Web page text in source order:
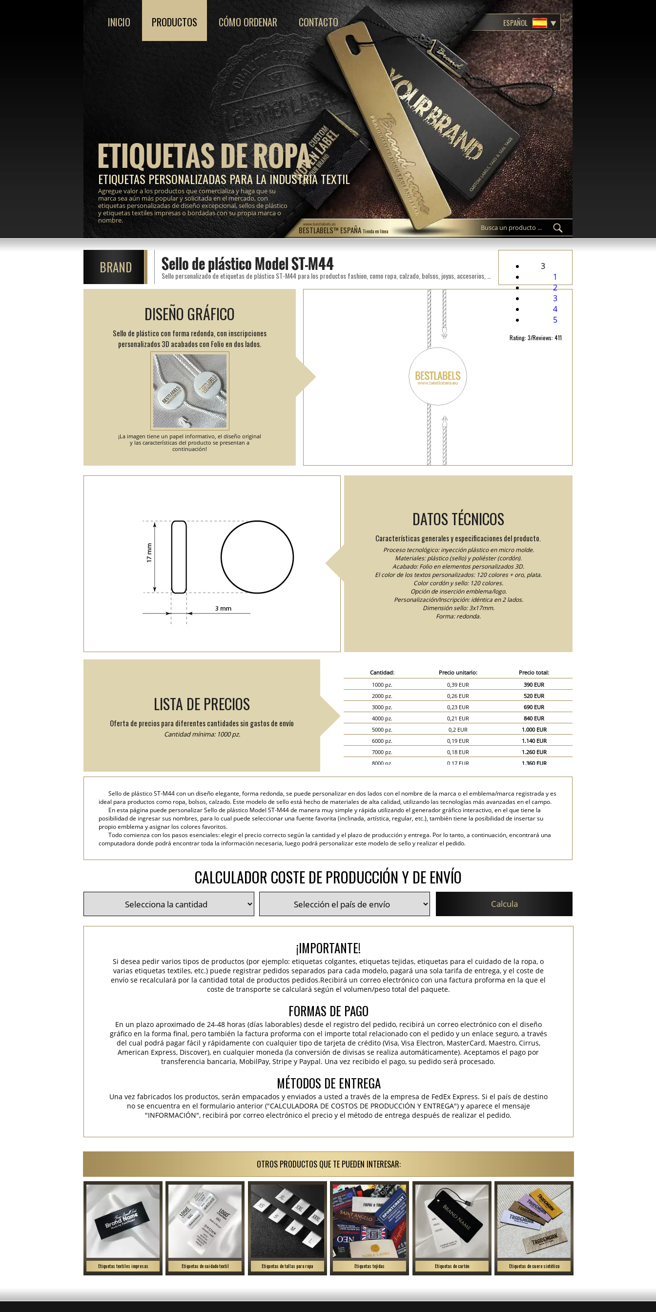
BESTLABELS™ ESPAÑA Tienda en línea
www.bestlabels.es
ETIQUETAS DE ROPA
ETIQUETAS PERSONALIZADAS PARA LA INDUSTRIA TEXTIL
Agregue valor a los productos que comercializa y haga que su
marca sea aún más popular y solicitada en el mercado, con
etiquetas personalizadas de diseño excepcional, sellos de plástico
y etiquetas textiles impresas o bordadas con su propia marca o
nombre.
INICIO PRODUCTOS CÓMO ORDENAR CONTACTO ESPAÑOL
BRAND Sello de plástico Model ST-M44
3
1
2
3
4
5
Rating: 3/Reviews: 411
DISEÑO GRÁFICO
Sello de plástico con forma redonda, con inscripciones
personalizados 3D acabados con Folio en dos lados.
¡La imagen tiene un papel informativo, el diseño original
y las características del producto se presentan a
continuación!
DATOS TÉCNICOS
Características generales y especificaciones del producto.
Proceso tecnológico: inyección plástico en micro molde.
Materiales: plástico (sello) y poliéster (cordón).
Acabado: Folio en elementos personalizados 3D.
El color de los textos personalizados: 120 colores + oro, plata.
Color cordón y sello: 120 colores.
Opción de inserción emblema/logo.
Personalización/Inscripción: idéntica en 2 lados.
Dimensión sello: 3x17mm.
Forma: redonda.
LISTA DE PRECIOS
Oferta de precios para diferentes cantidades sin gastos de envío
Cantidad mínima: 1000 pz.
Cantidad: Precio unitario:
Precio total:
1000 pz.
0,39 EUR
390 EUR
2000 pz.
0,26 EUR
520 EUR
3000 pz.
0,23 EUR
690 EUR
4000 pz.
0,21 EUR
840 EUR
5000 pz.
0,2 EUR
1.000 EUR
6000 pz.
0,19 EUR
1.140 EUR
7000 pz.
0,18 EUR
1.260 EUR
8000 pz.
0,17 EUR
1.360 EUR
15000 pz.
0,13 EUR
1.950 EUR
20000 pz.
0,12 EUR 2.400 EUR
Sello de plástico ST-M44 con un diseño elegante, forma redonda, se puede personalizar en dos lados con el nombre de la marca o el emblema/marca registrada y es
ideal para productos como ropa, bolsos, calzado. Este modelo de sello está hecho de materiales de alta calidad, utilizando las tecnologías más avanzadas en el campo.
En esta página puede personalizar Sello de plástico Model ST-M44 de manera muy simple y rápida utilizando el generador gráfico interactivo, en el que tiene la
posibilidad de ingresar sus nombres, para lo cual puede seleccionar una fuente favorita (inclinada, artística, regular, etc.), también tiene la posibilidad de insertar su
propio emblema y asignar los colores favoritos.
Todo comienza con los pasos esenciales: elegir el precio correcto según la cantidad y el plazo de producción y entrega. Por lo tanto, a continuación, encontrará una
computadora donde podrá encontrar toda la información necesaria, luego podrá personalizar este modelo de sello y realizar el pedido.
CALCULADOR COSTE DE PRODUCCIÓN Y DE ENVÍO
Calcula
¡IMPORTANTE!
Si desea pedir varios tipos de productos (por ejemplo: etiquetas colgantes, etiquetas tejidas, etiquetas para el cuidado de la ropa, o
varias etiquetas textiles, etc.) puede registrar pedidos separados para cada modelo, pagará una sola tarifa de entrega, y el coste de
envío se recalculará por la cantidad total de productos pedidos.Recibirá un correo electrónico con una factura proforma en la que el
coste de transporte se calculará según el volumen/peso total del paquete.
FORMAS DE PAGO
En un plazo aproximado de 24-48 horas (días laborables) desde el registro del pedido, recibirá un correo electrónico con el diseño
gráfico en la forma final, pero también la factura proforma con el importe total relacionado con el pedido y un enlace seguro, a través
del cual podrá pagar fácil y rápidamente con cualquier tipo de tarjeta de crédito (Visa, Visa Electron, MasterCard, Maestro, Cirrus,
American Express, Discover), en cualquier moneda (la conversión de divisas se realiza automáticamente). Aceptamos el pago por
transferencia bancaria, MobilPay, Stripe y Paypal. Una vez recibido el pago, su pedido será procesado.
MÉTODOS DE ENTREGA
Una vez fabricados los productos, serán empacados y enviados a usted a través de la empresa de FedEx Express. Si el país de destino
no se encuentra en el formulario anterior ("CALCULADORA DE COSTOS DE PRODUCCIÓN Y ENTREGA") y aparece el mensaje
"INFORMACIÓN", recibirá por correo electrónico el precio y el método de entrega después de realizar el pedido.
OTROS PRODUCTOS QUE TE PUEDEN INTERESAR:
Etiquetas textiles impresas Etiquetas de cuidado textil Etiquetas de tallas para ropa Etiquetas tejidas Etiquetas de cartón Etiquetas de cuero sintético